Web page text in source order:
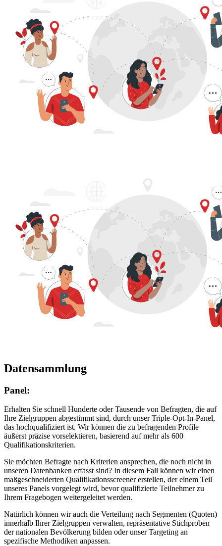
Datensammlung
Panel:
Erhalten Sie schnell Hunderte oder Tausende von Befragten, die auf
Ihre Zielgruppen abgestimmt sind, durch unser Triple-Opt-In-Panel,
das hochqualifiziert ist. Wir können die zu befragenden Profile
äußerst präzise vorselektieren, basierend auf mehr als 600
Qualifikationskriterien.
Sie möchten Befragte nach Kriterien ansprechen, die noch nicht in
unseren Datenbanken erfasst sind? In diesem Fall können wir einen
maßgeschneiderten Qualifikationsscreener erstellen, der einem Teil
unseres Panels vorgelegt wird, bevor qualifizierte Teilnehmer zu
Ihrem Fragebogen weitergeleitet werden.
Natürlich können wir auch die Verteilung nach Segmenten (Quoten)
innerhalb Ihrer Zielgruppen verwalten, repräsentative Stichproben
der nationalen Bevölkerung bilden oder unser Targeting an
spezifische Methodiken anpassen.